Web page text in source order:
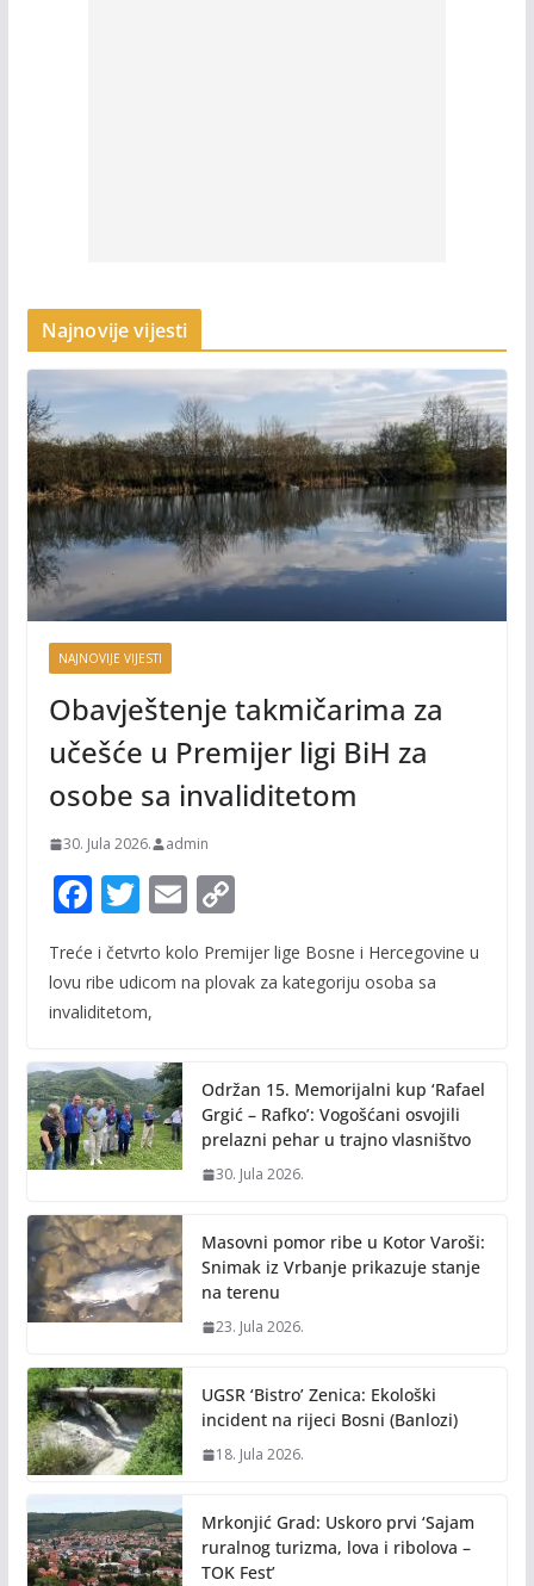
Najnovije vijesti
NAJNOVIJE VIJESTI
Obavještenje takmičarima za
učešće u Premijer ligi BiH za
osobe sa invaliditetom
30. Jula 2026. admin
F
ac
e
b
o
k
T
w
itt
er
E
m
ai
C
p
n
k
Treće i četvrto kolo Premijer lige Bosne i Hercegovine u
lovu ribe udicom na plovak za kategoriju osoba sa
invaliditetom,
Održan 15. Memorijalni kup ‘Rafael
Grgić – Rafko’: Vogošćani osvojili
prelazni pehar u trajno vlasništvo
30. Jula 2026.
Masovni pomor ribe u Kotor Varoši:
Snimak iz Vrbanje prikazuje stanje
na terenu
23. Jula 2026.
UGSR ‘Bistro’ Zenica: Ekološki
incident na rijeci Bosni (Banlozi)
18. Jula 2026.
Mrkonjić Grad: Uskoro prvi ‘Sajam
ruralnog turizma, lova i ribolova –
TOK Fest’